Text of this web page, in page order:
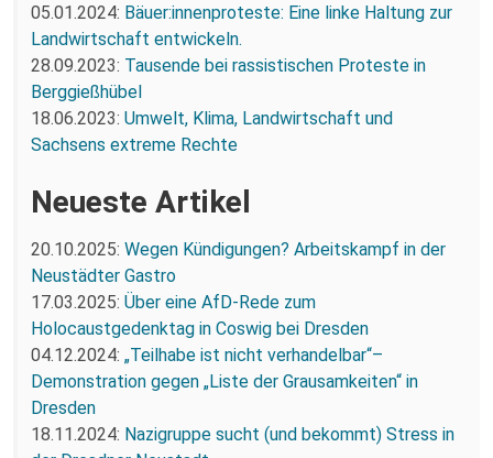
05.01.2024: Bäuer:innenproteste: Eine linke Haltung zur
Landwirtschaft entwickeln.
28.09.2023: Tausende bei rassistischen Proteste in
Berggießhübel
18.06.2023: Umwelt, Klima, Landwirtschaft und
Sachsens extreme Rechte
Neueste Artikel
20.10.2025: Wegen Kündigungen? Arbeitskampf in der
Neustädter Gastro
17.03.2025: Über eine AfD-Rede zum
Holocaustgedenktag in Coswig bei Dresden
04.12.2024: „Teilhabe ist nicht verhandelbar“–
Demonstration gegen „Liste der Grausamkeiten“ in
Dresden
18.11.2024: Nazigruppe sucht (und bekommt) Stress in